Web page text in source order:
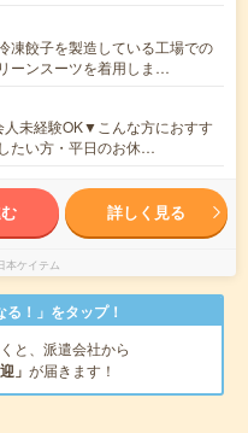
凍餃子を製造している工場での
ーンスーツを着用しま…
未経験OK▼こんな方におすす
たい方・平日のお休…
詳しく見る
本ケイテム
！」をタップ！
と、派遣会社から
」 が届きます！